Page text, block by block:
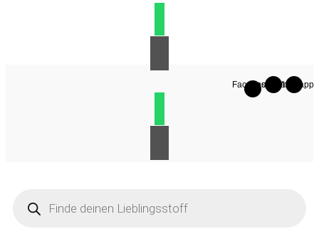
Facebook-InstagramWhatsapp
search